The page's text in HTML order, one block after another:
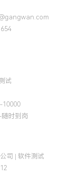
陷密度降低XXX%。流
，并通过建立规范、推
晰，沟通协作能力强，
12
通用的软件测试基础理
中获得多方认可，测试
试
10000
时到岗
司 | 软件测试